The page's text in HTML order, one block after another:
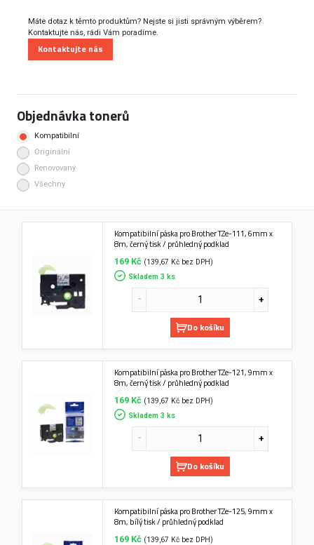
Máte dotaz k těmto produktům? Nejste si jisti správným výběrem?
Kontaktujte nás, rádi Vám poradíme.
Kontaktujte nás
Objednávka tonerů
Kompatibilní
Originální
Renovovaný
Všechny
Kompatibilní páska pro Brother TZe-111, 6mm x
8m, černý tisk / průhledný podklad
169 Kč (139,67 Kč bez DPH)
Skladem 3 ks
Do košíku
Kompatibilní páska pro Brother TZe-121, 9mm x
8m, černý tisk / průhledný podklad
169 Kč (139,67 Kč bez DPH)
Skladem 3 ks
Do košíku
Kompatibilní páska pro Brother TZe-125, 9mm x
8m, bílý tisk / průhledný podklad
169 Kč (139,67 Kč bez DPH)